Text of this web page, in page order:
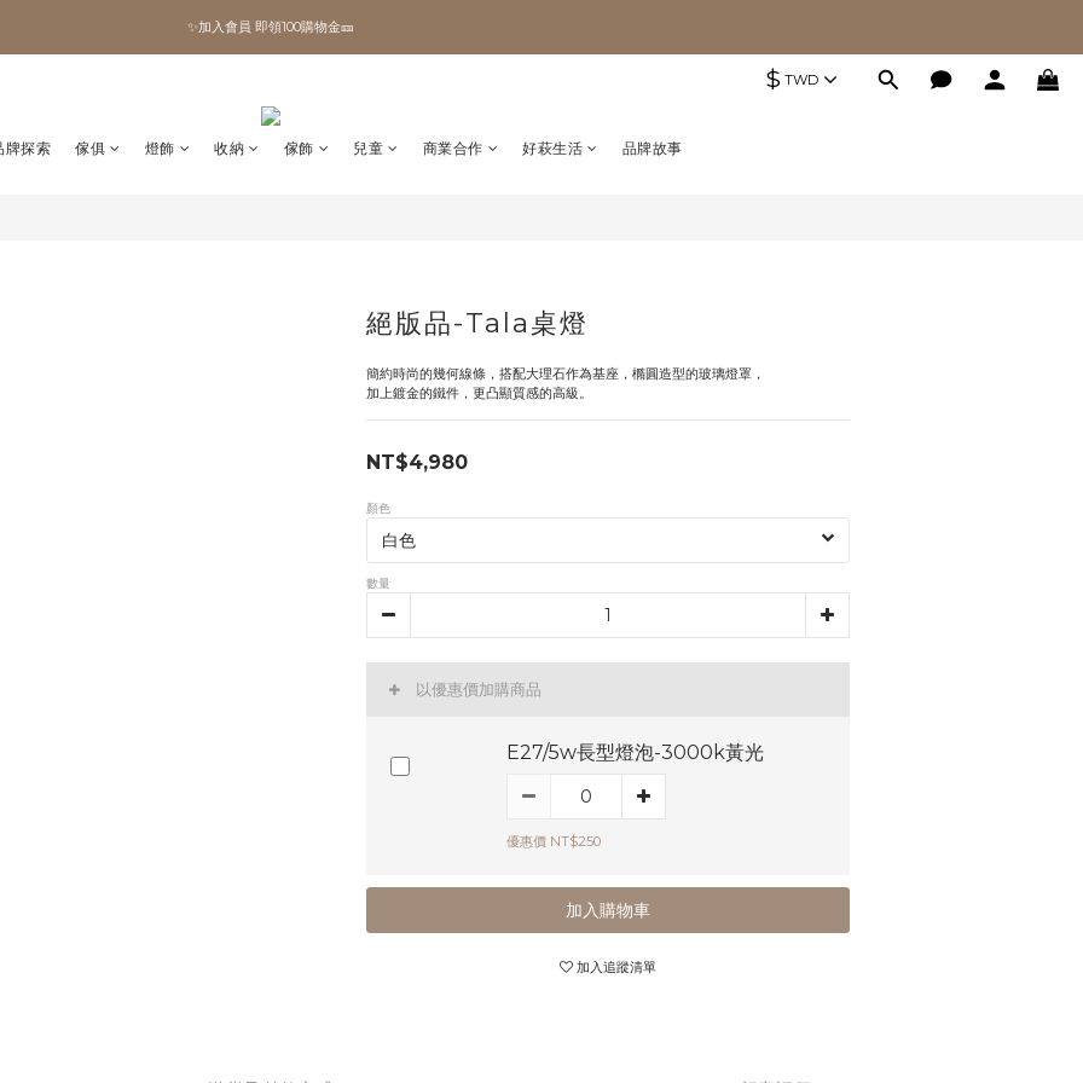
✨加入會員 即領100購物金🎫
✨加入會員 即領100購物金🎫
$ TWD
牌探索 傢俱 燈飾 收納 傢飾 兒童 商業合作 好萩生活 品牌故事
絕版品-Tala桌燈
簡約時尚的幾何線條，搭配大理石作為基座，橢圓造型的玻璃燈罩，
加上鍍金的鐵件，更凸顯質感的高級。
NT$4,980
顏色
數量
以優惠價加購商品
E27/5w長型燈泡-3000k黃光
優惠價 NT$250
加入購物車
加入追蹤清單